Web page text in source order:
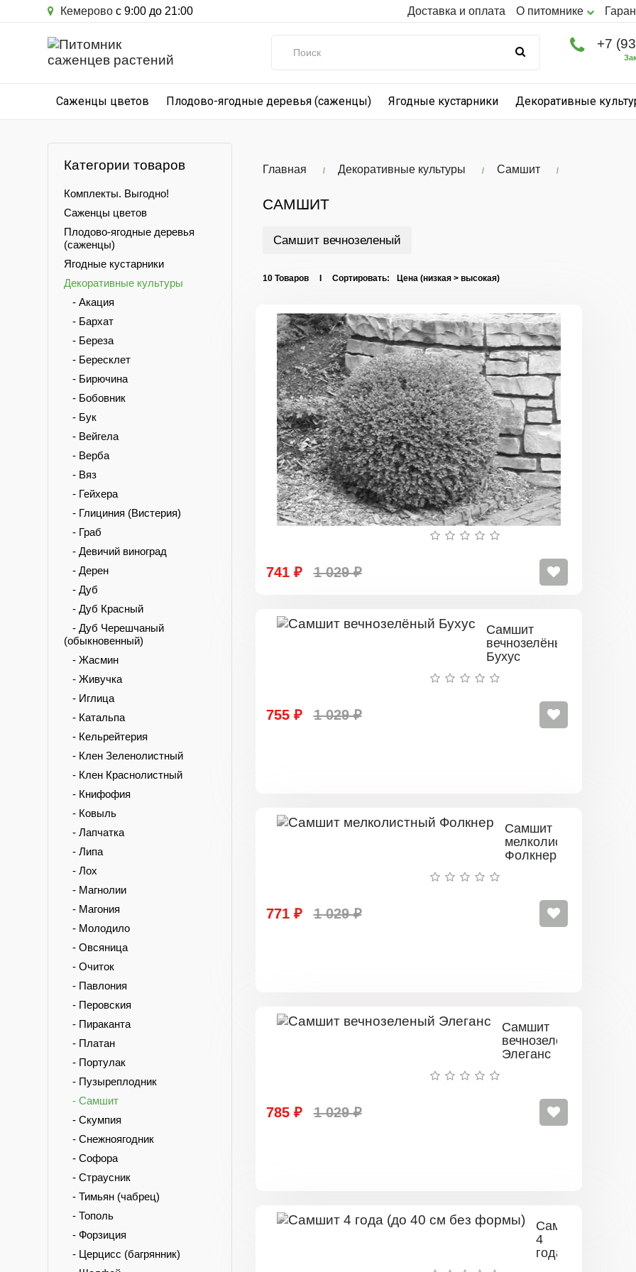
Кемерово с 9:00 до 21:00 Доставка и оплата О питомнике
+7
Саженцы цветов Плодово-ягодные деревья (саженцы) Ягодные кустарники Декоративные
Категории товаров
Комплекты. Выгодно!
Саженцы цветов
Плодово-ягодные деревья
(саженцы)
Ягодные кустарники
Декоративные культуры
- Акация
- Бархат
- Береза
- Бересклет
- Бирючина
- Бобовник
- Бук
- Вейгела
- Верба
- Вяз
- Гейхера
- Глициния (Вистерия)
- Граб
- Девичий виноград
- Дерен
- Дуб
- Дуб Красный
- Дуб Черешчаный
(обыкновенный)
- Жасмин
- Живучка
- Иглица
- Катальпа
- Кельрейтерия
- Клен Зеленолистный
- Клен Краснолистный
- Книфофия
- Ковыль
- Лапчатка
- Липа
- Лох
- Магнолии
- Магония
- Молодило
- Овсяница
- Очиток
- Павлония
- Перовския
- Пираканта
- Платан
- Портулак
- Пузыреплодник
- Самшит
- Скумпия
- Снежноягодник
- Софора
- Страусник
- Тимьян (чабрец)
- Тополь
- Форзиция
- Церцисс (багрянник)
Главная Декоративные культуры Самшит
САМШИТ
Самшит вечнозеленый
10 Товаров I Сортировать:
741 ₽ 1 029 ₽
Самшит
вечнозелёный
Бухус
755 ₽ 1 029 ₽
Самшит
мелколистный
Фолкнер
771 ₽ 1 029 ₽
Самшит
вечнозеленый
Элеганс
785 ₽ 1 029 ₽
Самшит
4
года